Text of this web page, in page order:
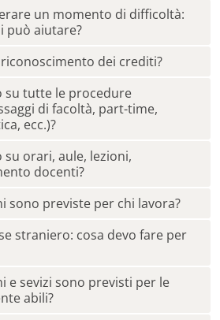
un momento di difficoltà:
può aiutare?
dei crediti?
su tutte le procedure
di facoltà, part-time,
ecc.)?
orari, aule, lezioni,
docenti?
sono previste per chi lavora?
straniero: cosa devo fare per
e sevizi sono previsti per le
abili?